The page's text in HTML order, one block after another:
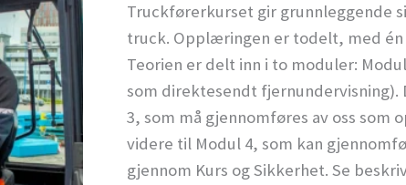
Truckførerkurset gir grunnleggende
truck. Opplæringen er todelt, med
Teorien er delt inn i to moduler:
som direktesendt
3, som må gjennomføres av oss
videre til Modul 4, som kan
gjennom Kurs og Sikkerhet. Se